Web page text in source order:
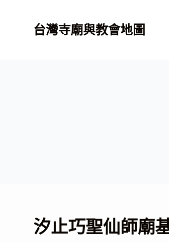
台灣寺廟與教會地圖
汐止巧聖仙師廟